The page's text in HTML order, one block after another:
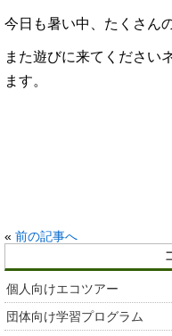
今日も暑い中、たくさん
また遊びに来てください
ます。
« 前の記事へ
個人向けエコツアー
団体向け学習プログラム